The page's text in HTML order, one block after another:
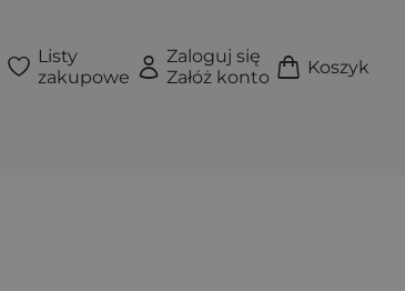
Listy
zakupowe
Zaloguj się
Załóż konto
Koszyk